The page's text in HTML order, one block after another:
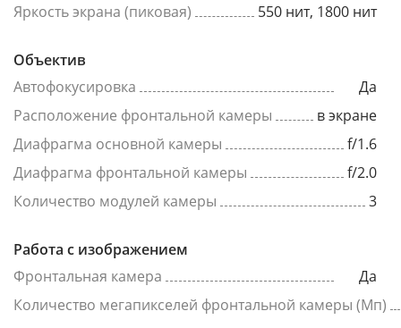
Яркость экрана (пиковая)
550 нит, 1800 нит
Объектив
Автофокусировка
Да
Расположение фронтальной камеры
в экране
Диафрагма основной камеры
f/1.6
Диафрагма фронтальной камеры
f/2.0
Количество модулей камеры
3
Работа с изображением
Фронтальная камера
Да
Количество мегапикселей фронтальной камеры (Мп)